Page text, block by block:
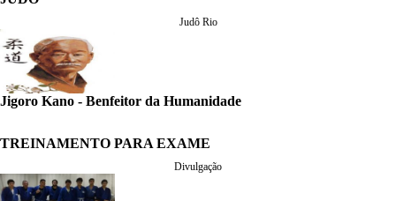
Judô Rio
Jigoro Kano - Benfeitor da Humanidade
TREINAMENTO PARA EXAME
Divulgação